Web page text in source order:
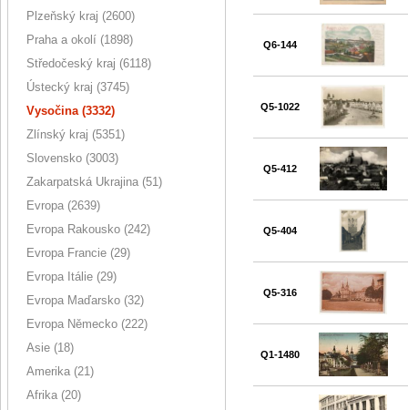
Plzeňský kraj (2600)
Praha a okolí (1898)
Středočeský kraj (6118)
Ústecký kraj (3745)
Vysočina (3332)
Zlínský kraj (5351)
Slovensko (3003)
Zakarpatská Ukrajina (51)
Evropa (2639)
Evropa Rakousko (242)
Evropa Francie (29)
Evropa Itálie (29)
Evropa Maďarsko (32)
Evropa Německo (222)
Asie (18)
Amerika (21)
Afrika (20)
Q6-144
Q5-1022
Q5-412
Q5-404
Q5-316
Q1-1480